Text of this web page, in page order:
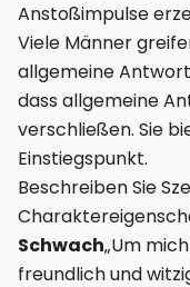
Anstoßimpulse
Viele Männer
allgemeine
dass allgemeine
verschließen. Sie
Einstiegspunkt.
Beschreiben Sie
Schwach„Um
freundlich und